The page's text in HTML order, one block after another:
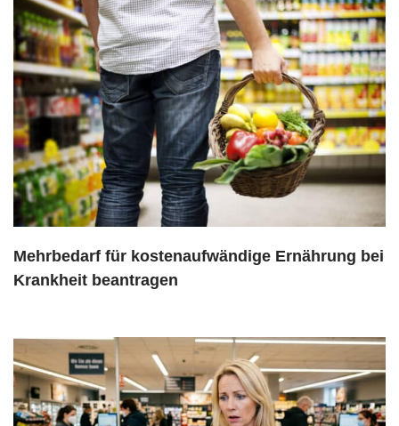
Mehrbedarf für kostenaufwändige Ernährung bei
Krankheit beantragen